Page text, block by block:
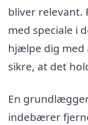
bliver relevant.
med speciale i
hjælpe dig med
sikre, at det
En
indebærer